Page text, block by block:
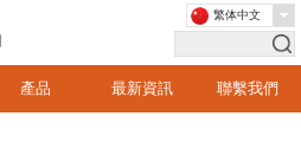
產品 最新資訊 聯繫我們
繁体中文